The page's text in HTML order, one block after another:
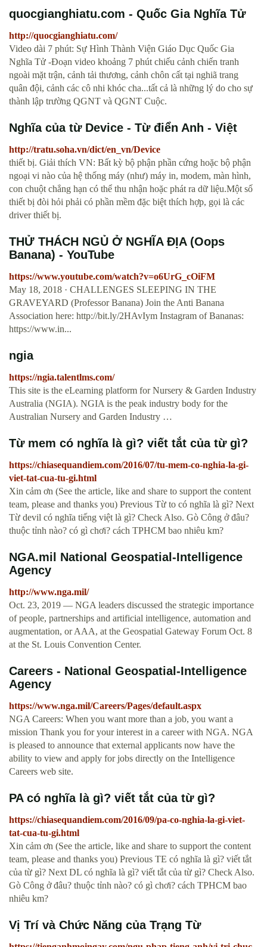
quocgianghiatu.com - Quốc Gia Nghĩa Tử
http://quocgianghiatu.com/
Video dài 7 phút: Sự Hình Thành Viện Giáo Dục Quốc Gia
Nghĩa Tử -Đoạn video khoảng 7 phút chiếu cảnh chiến tranh
ngoài mặt trận, cảnh tải thương, cảnh chôn cất tại nghiã trang
quân đội, cảnh các cô nhi khóc cha...tất cả là những lý do cho sự
thành lập trường QGNT và QGNT Cuộc.
Nghĩa của từ Device - Từ điển Anh - Việt
http://tratu.soha.vn/dict/en_vn/Device
thiết bị. Giải thích VN: Bất kỳ bộ phận phần cứng hoặc bộ phận
ngoại vi nào của hệ thống máy (như) máy in, modem, màn hình,
con chuột chẳng hạn có thể thu nhận hoặc phát ra dữ liệu.Một số
thiết bị đòi hỏi phải có phần mềm đặc biệt thích hợp, gọi là các
driver thiết bị.
THỬ THÁCH NGỦ Ở NGHĨA ĐỊA (Oops
Banana) - YouTube
https://www.youtube.com/watch?v=o6UrG_cOiFM
May 18, 2018 · CHALLENGES SLEEPING IN THE
GRAVEYARD (Professor Banana) Join the Anti Banana
Association here: http://bit.ly/2HAvIym Instagram of Bananas:
https://www.in...
ngia
https://ngia.talentlms.com/
This site is the eLearning platform for Nursery & Garden Industry
Australia (NGIA). NGIA is the peak industry body for the
Australian Nursery and Garden Industry …
Từ mem có nghĩa là gì? viết tắt của từ gì?
https://chiasequandiem.com/2016/07/tu-mem-co-nghia-la-gi-
viet-tat-cua-tu-gi.html
Xin cảm ơn (See the article, like and share to support the content
team, please and thanks you) Previous Từ to có nghĩa là gì? Next
Từ devil có nghĩa tiếng việt là gì? Check Also. Gò Công ở đâu?
thuộc tỉnh nào? có gì chơi? cách TPHCM bao nhiêu km?
NGA.mil National Geospatial-Intelligence
Agency
http://www.nga.mil/
Oct. 23, 2019 — NGA leaders discussed the strategic importance
of people, partnerships and artificial intelligence, automation and
augmentation, or AAA, at the Geospatial Gateway Forum Oct. 8
at the St. Louis Convention Center.
Careers - National Geospatial-Intelligence
Agency
https://www.nga.mil/Careers/Pages/default.aspx
NGA Careers: When you want more than a job, you want a
mission Thank you for your interest in a career with NGA. NGA
is pleased to announce that external applicants now have the
ability to view and apply for jobs directly on the Intelligence
Careers web site.
PA có nghĩa là gì? viết tắt của từ gì?
https://chiasequandiem.com/2016/09/pa-co-nghia-la-gi-viet-
tat-cua-tu-gi.html
Xin cảm ơn (See the article, like and share to support the content
team, please and thanks you) Previous TE có nghĩa là gì? viết tắt
của từ gì? Next DL có nghĩa là gì? viết tắt của từ gì? Check Also.
Gò Công ở đâu? thuộc tỉnh nào? có gì chơi? cách TPHCM bao
nhiêu km?
Vị Trí và Chức Năng của Trạng Từ